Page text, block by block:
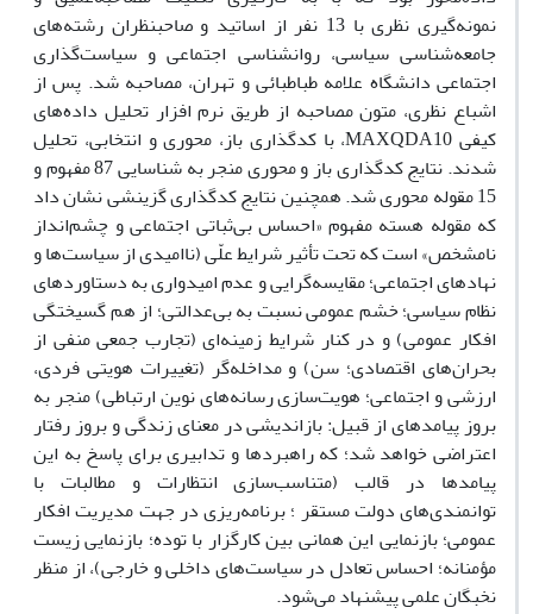
نمونه‌گیری نظری با 13 نفر از اساتید و صاحبنظران رشته‌های
جامعه‌شناسی سیاسی، روانشناسی اجتماعی و سیاست‌گذاری
اجتماعی دانشگاه علامه طباطبائی و تهران، مصاحبه شد. پس از
اشباع نظری، متون مصاحبه از طریق نرم افزار تحلیل داده‌های
کیفی MAXQDA10، با کدگذاری باز، محوری و انتخابی، تحلیل
شدند. نتایج کدگذاری باز و محوری منجر به شناسایی 87 مفهوم و
15 مقوله محوری شد. همچنین نتایج کدگذاری گزینشی نشان داد
که مقوله هسته مفهوم «احساس بی‌ثباتی اجتماعی و چشم‌انداز
نامشخص» است که تحت تأثیر شرایط علّی (ناامیدی از سیاست‌ها و
نهادهای اجتماعی؛ مقایسه‌گرایی و عدم امیدواری به دستاوردهای
نظام سیاسی؛ خشم عمومی نسبت به بی‌عدالتی؛ از هم گسیختگی
افکار عمومی) و در کنار شرایط زمینه‌ای (تجارب جمعی منفی از
بحران‌های اقتصادی؛ سن) و مداخله‌گر (تغییرات هویتی فردی،
ارزشی و اجتماعی؛ هویت‌سازی رسانه‌های نوین ارتباطی) منجر به
بروز پیامدهای از قبیل: بازاندیشی در معنای زندگی و بروز رفتار
اعتراضی خواهد شد؛ که راهبردها و تدابیری برای پاسخ به این
پیامدها در قالب (متناسب‌سازی انتظارات و مطالبات با
توانمندی‌های دولت مستقر ؛ برنامه‌ریزی در جهت مدیریت افکار
عمومی؛ بازنمایی این همانی بین کارگزار با توده؛ بازنمایی زیست
مؤمنانه؛ احساس تعادل در سیاست‌های داخلی و خارجی)، از منظر
نخبگان علمی پیشنهاد می‌شود.